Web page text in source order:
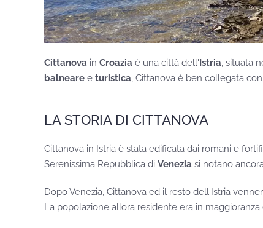
Cittanova in Croazia è una città dell'Istria, situata
balneare e turistica, Cittanova è ben collegata
LA STORIA DI CITTANOVA
Cittanova in Istria è stata edificata dai romani e
Serenissima Repubblica di Venezia si notano
Dopo Venezia, Cittanova ed il resto dell'Istria
La popolazione allora residente era in